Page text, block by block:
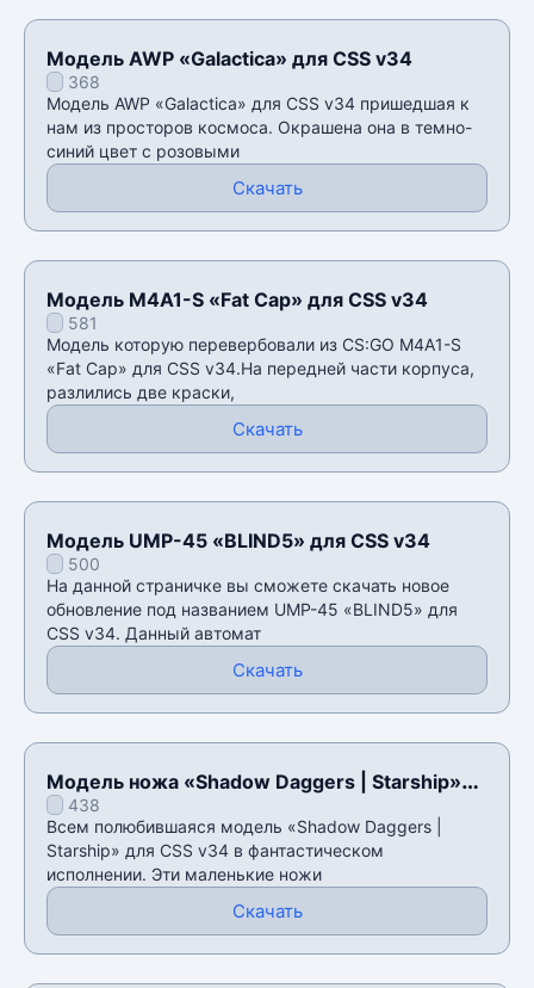
Модель AWP «Galactica» для CSS v34
368
Модель AWP «Galactica» для CSS v34 пришедшая к
нам из просторов космоса. Окрашена она в темно-
синий цвет с розовыми
Скачать
Модель M4A1-S «Fat Cap» для CSS v34
581
Модель которую перевербовали из CS:GO M4A1-S
«Fat Cap» для CSS v34.На передней части корпуса,
разлились две краски,
Скачать
Модель UMP-45 «BLIND5» для CSS v34
500
На данной страничке вы сможете скачать новое
обновление под названием UMP-45 «BLIND5» для
CSS v34. Данный автомат
Скачать
Модель ножа «Shadow Daggers | Starship»
для CSS v34
438
Всем полюбившаяся модель «Shadow Daggers |
Starship» для CSS v34 в фантастическом
исполнении. Эти маленькие ножи
Скачать